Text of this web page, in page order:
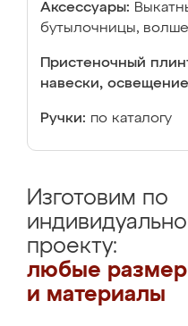
Аксессуары:
бутылочницы,
Пристеночный
навески,
Ручки: по каталогу
Изготовим по
проекту:
любые
и материалы